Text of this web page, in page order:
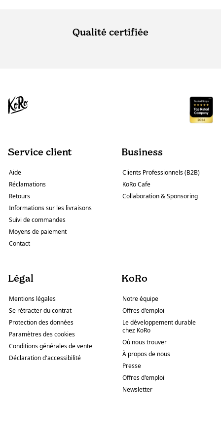
Qualité certifiée
Service client
Aide
Réclamations
Retours
Informations sur les livraisons
Suivi de commandes
Moyens de paiement
Contact
Business
Clients Professionnels (B2B)
KoRo Cafe
Collaboration & Sponsoring
Légal
Mentions légales
Se rétracter du contrat
Protection des données
Paramètres des cookies
Conditions générales de vente
Déclaration d'accessibilité
KoRo
Notre équipe
Offres d'emploi
Le développement durable
chez KoRo
Où nous trouver
À propos de nous
Presse
Offres d'emploi
Newsletter